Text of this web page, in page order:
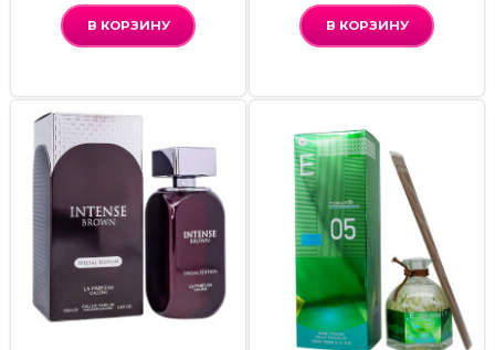
В КОРЗИНУ В КОРЗИНУ